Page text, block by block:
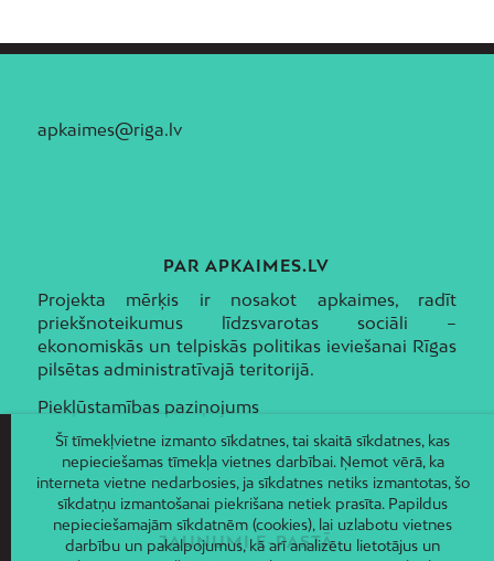
apkaimes@riga.lv
PAR APKAIMES.LV
Projekta mērķis ir nosakot apkaimes, radīt
priekšnoteikumus līdzsvarotas sociāli –
ekonomiskās un telpiskās politikas ieviešanai Rīgas
pilsētas administratīvajā teritorijā.
Piekļūstamības paziņojums
JAUNUMI E-PASTĀ
Šī tīmekļvietne izmanto sīkdatnes, tai skaitā sīkdatnes, kas
nepieciešamas tīmekļa vietnes darbībai. Ņemot vērā, ka
interneta vietne nedarbosies, ja sīkdatnes netiks izmantotas, šo
sīkdatņu izmantošanai piekrišana netiek prasīta. Papildus
nepieciešamajām sīkdatnēm (cookies), lai uzlabotu vietnes
darbību un pakalpojumus, kā arī analizētu lietotājus un